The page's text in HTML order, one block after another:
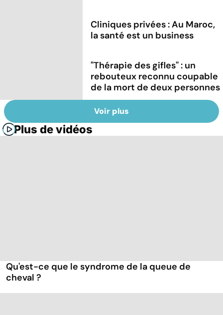
Cliniques privées : Au Maroc,
la santé est un business
"Thérapie des gifles" : un
rebouteux reconnu coupable
de la mort de deux personnes
Voir plus
Plus de vidéos
Qu'est-ce que le syndrome de la queue de
cheval ?